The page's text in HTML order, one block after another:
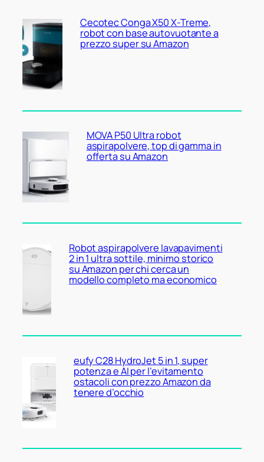
Cecotec Conga X50 X-Treme,
robot con base autovuotante a
prezzo super su Amazon
MOVA P50 Ultra robot
aspirapolvere, top di gamma in
offerta su Amazon
Robot aspirapolvere lavapavimenti
2 in 1 ultra sottile, minimo storico
su Amazon per chi cerca un
modello completo ma economico
eufy C28 HydroJet 5 in 1, super
potenza e AI per l’evitamento
ostacoli con prezzo Amazon da
tenere d’occhio